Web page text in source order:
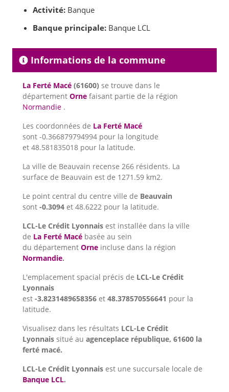
Activité: Banque
Banque principale: Banque LCL
Informations de la commune
La Ferté Macé (61600) se trouve dans le
département Orne faisant partie de la région
Normandie .
Les coordonnées de La Ferté Macé
sont -0.366879794994 pour la longitude
et 48.581835018 pour la latitude.
La ville de Beauvain recense 266 résidents. La
surface de Beauvain est de 1271.59 km2.
Le point central du centre ville de Beauvain
sont -0.3094 et 48.6222 pour la latitude.
LCL-Le Crédit Lyonnais est installée dans la ville
de La Ferté Macé basée au sein
du département Orne incluse dans la région
Normandie.
L'emplacement spacial précis de LCL-Le Crédit
Lyonnais
est -3.8231489658356 et 48.378570556641 pour la
latitude.
Visualisez dans les résultats LCL-Le Crédit
Lyonnais situé au agenceplace république, 61600 la
ferté macé.
LCL-Le Crédit Lyonnais est une succursale locale de
Banque LCL.